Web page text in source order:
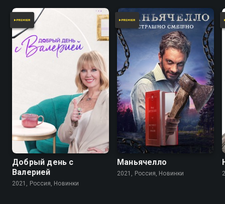
Добрый день с
Валерией
2021, Россия, Новинки
Маньячелло
2021, Россия, Новинки